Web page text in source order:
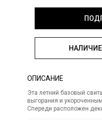
ОПИСАНИЕ
Эта летний базовый
выгорания и
Спереди расположен